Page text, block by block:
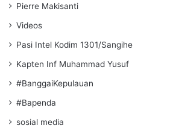
Pierre Makisanti
Videos
Pasi Intel Kodim 1301/Sangihe
Kapten Inf Muhammad Yusuf
#BanggaiKepulauan
#Bapenda
sosial media